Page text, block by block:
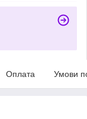
Оплата Умови